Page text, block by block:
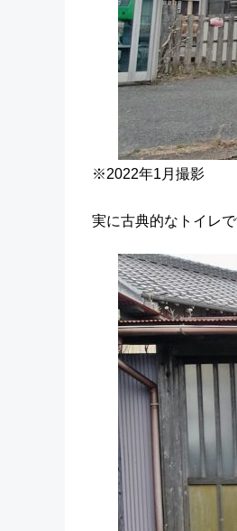
※2022年1月撮影
実に古典的なトイレ